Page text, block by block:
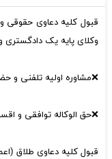
قبول کلیه دعاوی
وکلای پایه یک
❌مشاوره اولیه تلفنی و
❌حق الوکاله توافقی و
قبول کلیه دعاوی طلاق